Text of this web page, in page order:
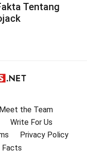
Tentang
Meet the Team
Write For Us
Privacy Policy
Facts